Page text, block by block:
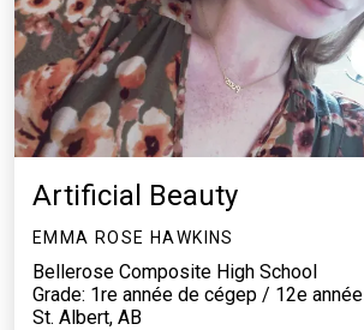
Artificial Beauty
EMMA ROSE HAWKINS
Bellerose Composite High School
Grade: 1re année de cégep / 12e année
St. Albert, AB